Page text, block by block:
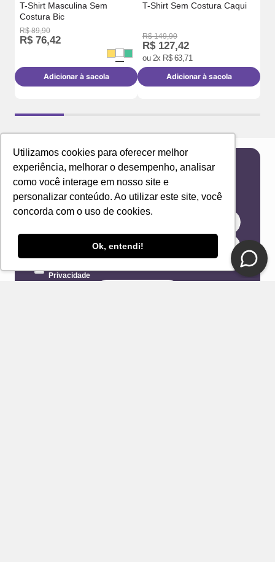
Utilizamos cookies para oferecer melhor
experiência, melhorar o desempenho, analisar
como você interage em nosso site e
personalizar conteúdo. Ao utilizar este site, você
concorda com o uso de cookies.
Ok, entendi!
T-Shirt Masculina Sem
Costura Bic
R$ 89,90
R$ 76,42
Adicionar à sacola
T-Shirt Sem Costura Caqui
R$ 149,90
R$ 127,42
ou 2x R$ 63,71
Adicionar à sacola
Newsletter
Receba novidades e ofertas exclusivas em seu
Eu concordo com os Termos & Condições e Política de
Privacidade